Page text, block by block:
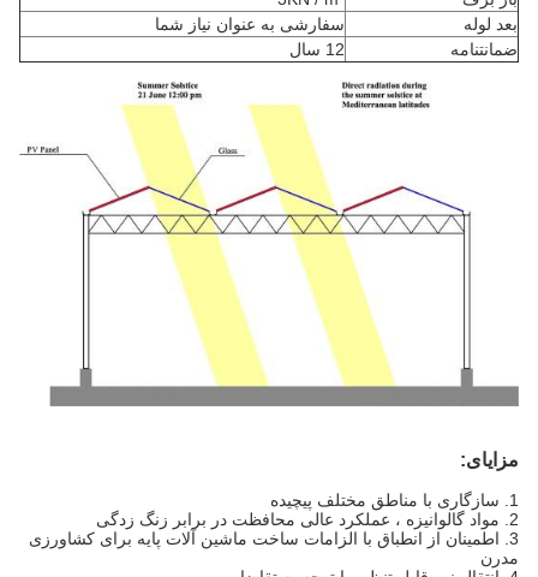
بعد لوله
سفارشی به عنوان نیاز شما
ضمانتنامه
12 سال
مزایای:
1. سازگاری با مناطق مختلف پیچیده
2. مواد گالوانیزه ، عملکرد عالی محافظت در برابر زنگ زدگی
3. اطمینان از انطباق با الزامات ساخت ماشین آلات پایه برای کشاورزی
مدرن